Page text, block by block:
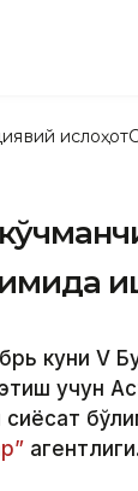
ислоҳот
куни V
учун
агентлиги.